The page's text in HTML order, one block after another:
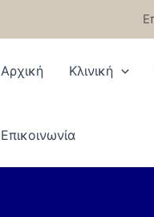
Αρχική Κλινική
Eπικοινωνία